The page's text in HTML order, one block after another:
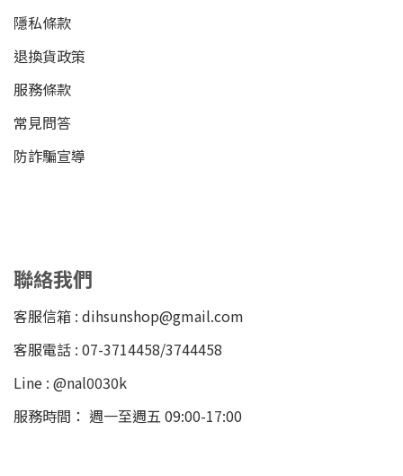
隱私條款
退換貨政策
服務條款
常見問答
防詐騙宣導
聯絡我們
客服信箱 : dihsunshop@gmail.com
客服電話 : 07-3714458/3744458
Line : @nal0030k
服務時間： 週一至週五 09:00-17:00